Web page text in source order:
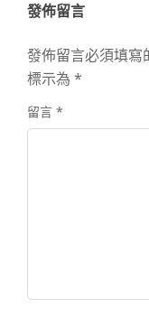
發佈留言
發佈留言必須填寫
標示為 *
留言 *